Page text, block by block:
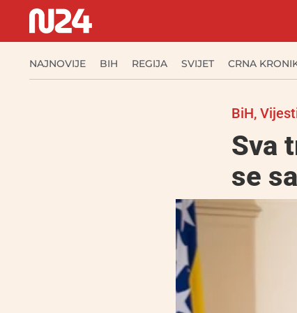
NAJNOVIJE BIH REGIJA SVIJET CRNA
BiH,
Sva
se